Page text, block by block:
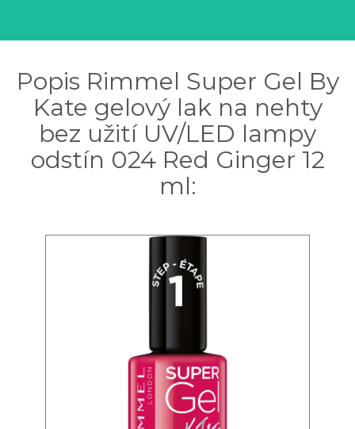
Popis Rimmel Super Gel By
Kate gelový lak na nehty
bez užití UV/LED lampy
odstín 024 Red Ginger 12
ml: